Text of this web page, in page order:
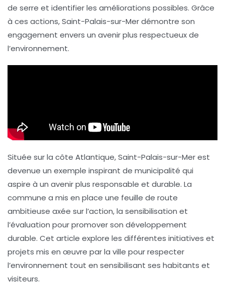
de serre et identifier les améliorations possibles. Grâce
à ces actions, Saint-Palais-sur-Mer démontre son
engagement envers un avenir plus respectueux de
l’environnement.
Située sur la côte Atlantique,Saint-Palais-sur-Merest
devenue un exemple inspirant de municipalité qui
aspire à un avenir plus responsable et durable. La
commune a mis en place une feuille de route
ambitieuse axée sur l’action, la sensibilisation et
l’évaluation pour promover son développement
durable. Cet article explore les différentes initiatives et
projets mis en œuvre par la ville pour respecter
l’environnement tout en sensibilisant ses habitants et
visiteurs.